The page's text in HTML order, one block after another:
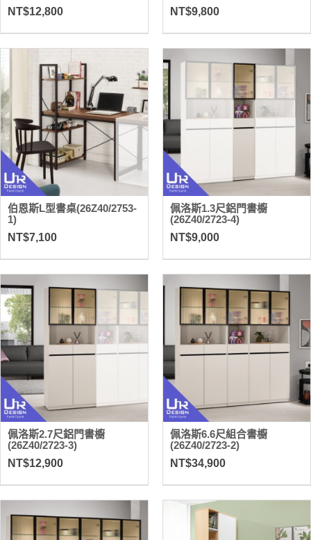
NT$12,800
NT$9,800
伯恩斯L型書桌(26Z40/2753-
1)
NT$7,100
佩洛斯1.3尺鋁門書櫥
(26Z40/2723-4)
NT$9,000
佩洛斯2.7尺鋁門書櫥
(26Z40/2723-3)
NT$12,900
佩洛斯6.6尺組合書櫥
(26Z40/2723-2)
NT$34,900